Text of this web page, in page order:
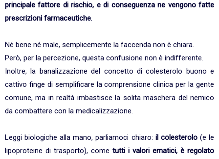
principale fattore di rischio, e di conseguenza ne vengono fatte
prescrizioni farmaceutiche.
Né bene né male, semplicemente la faccenda non è chiara.
Però, per la percezione, questa confusione non è indifferente.
Inoltre, la banalizzazione del concetto di colesterolo buono e
cattivo finge di semplificare la comprensione clinica per la gente
comune, ma in realtà imbastisce la solita maschera del nemico
da combattere con la medicalizzazione.
Leggi biologiche alla mano, parliamoci chiaro: il colesterolo(e le
lipoproteine di trasporto), come tutti i valori ematici, è regolato